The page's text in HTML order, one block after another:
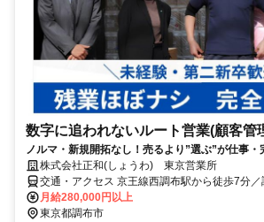
数字に追われないルート営業(顧客管
ノルマ・新規開拓なし！売るより”選ぶ”が仕事・
株式会社正和(しょうわ) 東京営業所
交通・アクセス 京王線西調布駅から徒歩7分
から調布市コミュニティバス（西路線）8分※
月給280,000円以上
東京都調布市